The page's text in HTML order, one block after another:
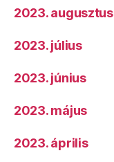
2023. augusztus
2023. július
2023. június
2023. május
2023. április